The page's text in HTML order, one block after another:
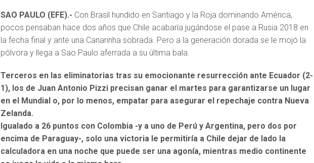
SAO PAULO (EFE).- Con Brasil hundido en Santiago y la Roja dominando América,
pocos pensaban hace dos años que Chile acabaría jugándose el pase a Rusia 2018 en
la fecha final y ante una Canarinha sobrada. Pero a la generación dorada se le mojó la
pólvora y llega a Sao Paulo aferrada a su última bala.
Terceros en las eliminatorias tras su emocionante resurrección ante Ecuador (2-
1), los de Juan Antonio Pizzi precisan ganar el martes para garantizarse un lugar
en el Mundial o, por lo menos, empatar para asegurar el repechaje contra Nueva
Zelanda.
Igualado a 26 puntos con Colombia -y a uno de Perú y Argentina, pero dos por
encima de Paraguay-, solo una victoria le permitiría a Chile dejar de lado la
calculadora en una noche que puede ser una agonía, mientras medio continente